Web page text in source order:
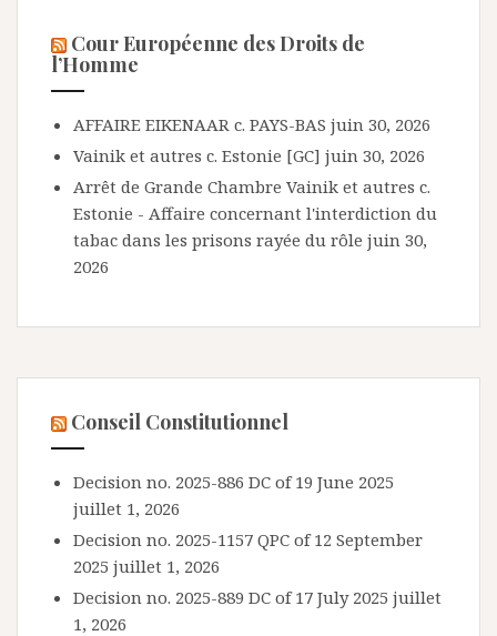
Cour Européenne des Droits de
l’Homme
AFFAIRE EIKENAAR c. PAYS-BAS juin 30, 2026
Vainik et autres c. Estonie [GC] juin 30, 2026
Arrêt de Grande Chambre Vainik et autres c.
Estonie - Affaire concernant l'interdiction du
tabac dans les prisons rayée du rôle juin 30,
2026
Conseil Constitutionnel
Decision no. 2025-886 DC of 19 June 2025
juillet 1, 2026
Decision no. 2025-1157 QPC of 12 September
2025 juillet 1, 2026
Decision no. 2025-889 DC of 17 July 2025 juillet
1, 2026